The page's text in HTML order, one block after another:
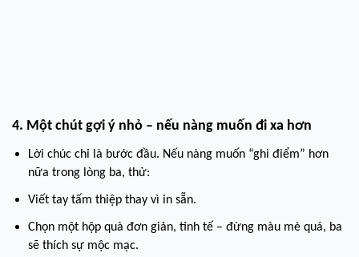
4. Một chút gợi ý nhỏ – nếu nàng muốn đi xa hơn
Lời chúc chỉ là bước đầu. Nếu nàng muốn “ghi điểm” hơn
nữa trong lòng ba, thử:
Viết tay tấm thiệp thay vì in sẵn.
Chọn một hộp quà đơn giản, tinh tế – đừng màu mè quá, ba
sẽ thích sự mộc mạc.